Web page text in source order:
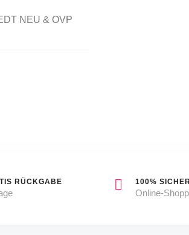
NEU & OVP
RÜCKGABE 100%
Online-